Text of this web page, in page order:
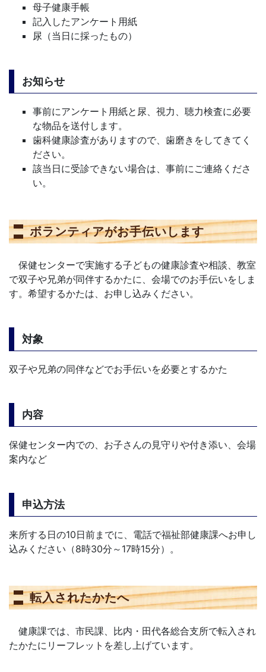
母子健康手帳
記入したアンケート用紙
尿（当日に採ったもの）
お知らせ
事前にアンケート用紙と尿、視力、聴力検査に必要
な物品を送付します。
歯科健康診査がありますので、歯磨きをしてきてく
ださい。
該当日に受診できない場合は、事前にご連絡くださ
い。
ボランティアがお手伝いします
保健センターで実施する子どもの健康診査や相談、教室
で双子や兄弟が同伴するかたに、会場でのお手伝いをしま
す。希望するかたは、お申し込みください。
対象
双子や兄弟の同伴などでお手伝いを必要とするかた
内容
保健センター内での、お子さんの見守りや付き添い、会場
案内など
申込方法
来所する日の10日前までに、電話で福祉部健康課へお申し
込みください（8時30分～17時15分）。
転入されたかたへ
健康課では、市民課、比内・田代各総合支所で転入され
たかたにリーフレットを差し上げています。